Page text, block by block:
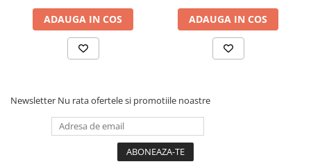
ADAUGA IN COS ADAUGA IN COS
Newsletter Nu rata ofertele si promotiile noastre